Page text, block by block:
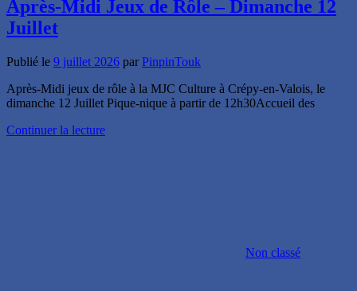
Après-Midi Jeux de Rôle – Dimanche 12
Juillet
Publié le 9 juillet 2026 par PinpinTouk
Après-Midi jeux de rôle à la MJC Culture à Crépy-en-Valois, le
dimanche 12 Juillet Pique-nique à partir de 12h30Accueil des
Continuer la lecture
Non classé